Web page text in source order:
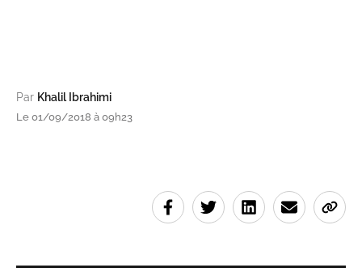
Par Khalil Ibrahimi
Le 01/09/2018 à 09h23